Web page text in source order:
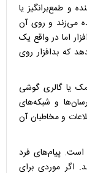
و طمع‌برانگیز یا
می‌زند و روی آن
اما در واقع یک
که بدافزار روی
یا گالری گوشی
و شبکه‌های
و مخاطبان آن
است. پیام‌های فرد
اگر موردی برای